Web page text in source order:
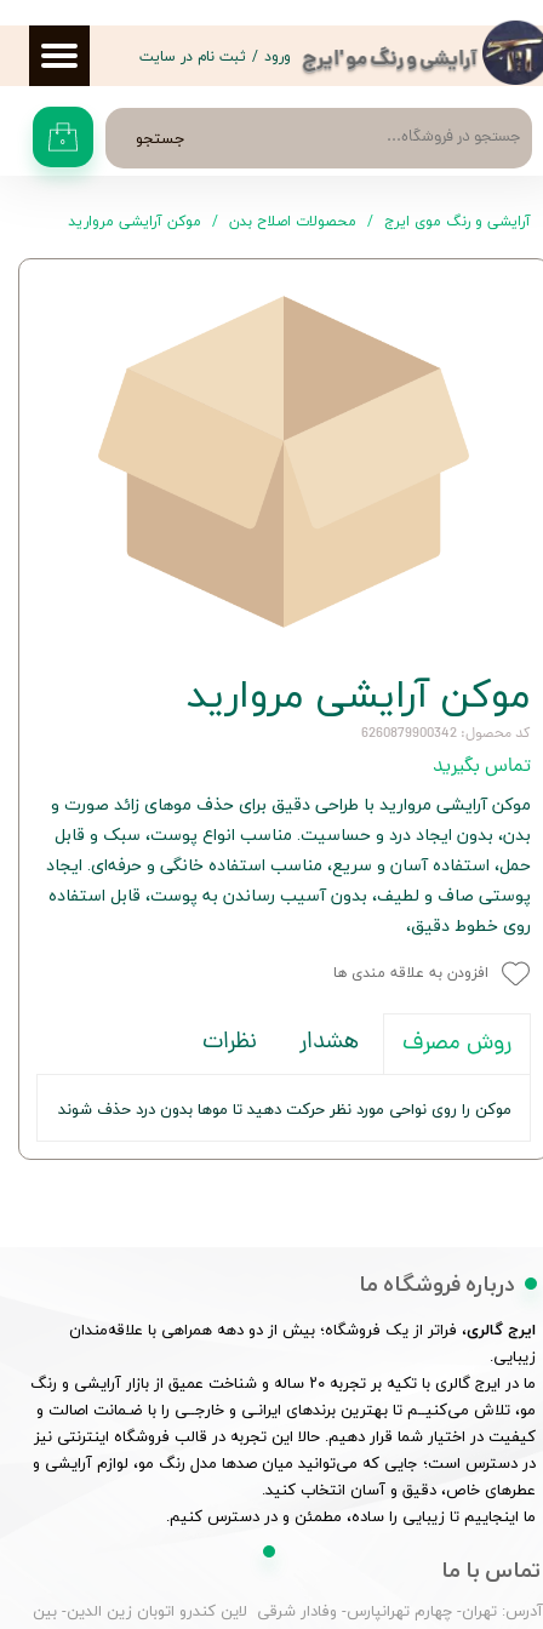
آرایشی و رنگ مو 'ایرج
جستجو ۰
ورود / ثبت نام در سایت
حساب کاربری من
تغییر گذر واژه
سفارشات
خروج از حساب کاربری
آرایشی و رنگ موی ایرج محصولات اصلاح بدن موکن آرایشی مروارید
موکن آرایشی مروارید
کد محصول: 6260879900342
تماس بگیرید
موکن آرایشی مروارید با طراحی دقیق برای حذف موهای زائد صورت و
بدن، بدون ایجاد درد و حساسیت. مناسب انواع پوست، سبک و قابل
حمل، استفاده آسان و سریع، مناسب استفاده خانگی و حرفه‌ای. ایجاد
پوستی صاف و لطیف، بدون آسیب رساندن به پوست، قابل استفاده
روی خطوط دقیق،
افزودن به علاقه مندی ها
روش مصرف هشدار نظرات
موکن را روی نواحی مورد نظر حرکت دهید تا موها بدون درد حذف شوند
درباره فروشگاه ما
ایرج گالری، فراتر از یک فروشگاه؛ بیش از دو دهه همراهی با علاقه‌مندان
زیبایی.
ما در ایرج گالری با تکیه بر تجربه ۲۰ ساله و شناخت عمیق از بازار آرایشی و رنگ
مو، تلاش می‌کنیــم تا بهترین برندهای ایرانـی و خارجــی را با ضـمانت اصالت و
کیفیت در اختیار شما قرار دهیم. حالا این تجربه در قالب فروشگاه اینترنتی نیز
در دسترس است؛ جایی که می‌توانید میان صدها مدل رنگ مو، لوازم آرایشی و
عطرهای خاص، دقیق و آسان انتخاب کنید.
ما اینجاییم تا زیبایی را ساده، مطمئن و در دسترس کنیم.
تماس با ما
آدرس: تهران- چهارم تهرانپارس- وفادار شرقی لاین کندرو اتوبان زین الدین- بین